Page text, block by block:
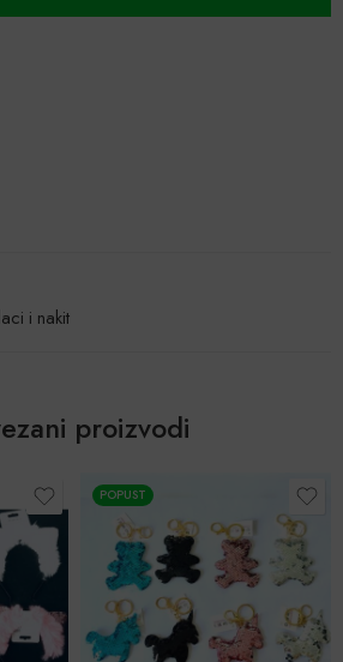
i nakit
proizvodi
POPUST